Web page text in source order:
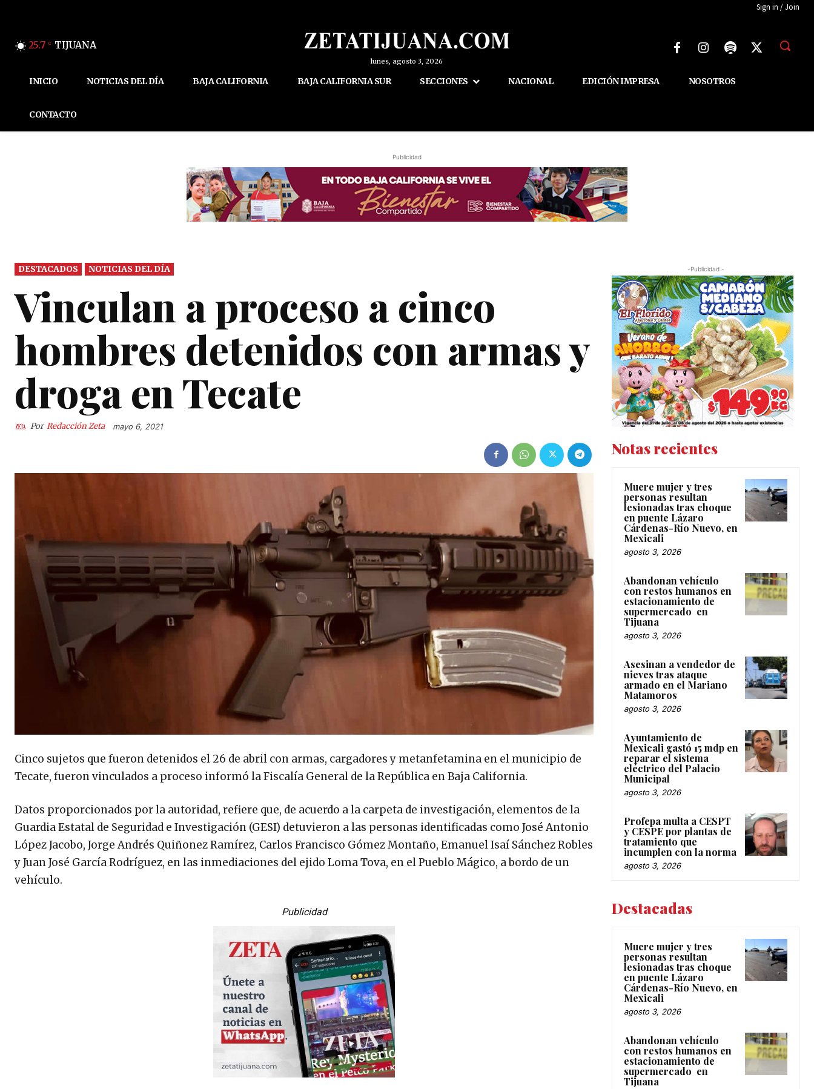
Sign in / Join
25.7 C TIJUANA
lunes, agosto 3, 2026
INICIO NOTICIAS DEL DÍA BAJA CALIFORNIA BAJA CALIFORNIA SUR SECCIONES NACIONAL EDICIÓN IMPRESA NOSOTROS
CONTACTO
Publicidad
DESTACADOS NOTICIAS DEL DÍA
Vinculan a proceso a cinco
hombres detenidos con armas y
droga en Tecate
Por Redacción Zeta mayo 6, 2021
Cinco sujetos que fueron detenidos el 26 de abril con armas, cargadores y metanfetamina en el municipio de
Tecate, fueron vinculados a proceso informó la Fiscalía General de la República en Baja California.
Datos proporcionados por la autoridad, refiere que, de acuerdo a la carpeta de investigación, elementos de la
Guardia Estatal de Seguridad e Investigación (GESI) detuvieron a las personas identificadas como José Antonio
López Jacobo, Jorge Andrés Quiñonez Ramírez, Carlos Francisco Gómez Montaño, Emanuel Isaí Sánchez Robles
y Juan José García Rodríguez, en las inmediaciones del ejido Loma Tova, en el Pueblo Mágico, a bordo de un
vehículo.
Publicidad
-Publicidad -
Notas recientes
Muere mujer y tres
personas resultan
lesionadas tras choque
en puente Lázaro
Cárdenas-Río Nuevo, en
Mexicali
agosto 3, 2026
Abandonan vehículo
con restos humanos en
estacionamiento de
supermercado en
Tijuana
agosto 3, 2026
Asesinan a vendedor de
nieves tras ataque
armado en el Mariano
Matamoros
agosto 3, 2026
Ayuntamiento de
Mexicali gastó 15 mdp en
reparar el sistema
eléctrico del Palacio
Municipal
agosto 3, 2026
Profepa multa a CESPT
y CESPE por plantas de
tratamiento que
incumplen con la norma
agosto 3, 2026
Destacadas
Muere mujer y tres
personas resultan
lesionadas tras choque
en puente Lázaro
Cárdenas-Río Nuevo, en
Mexicali
agosto 3, 2026
Abandonan vehículo
con restos humanos en
estacionamiento de
supermercado en
Tijuana